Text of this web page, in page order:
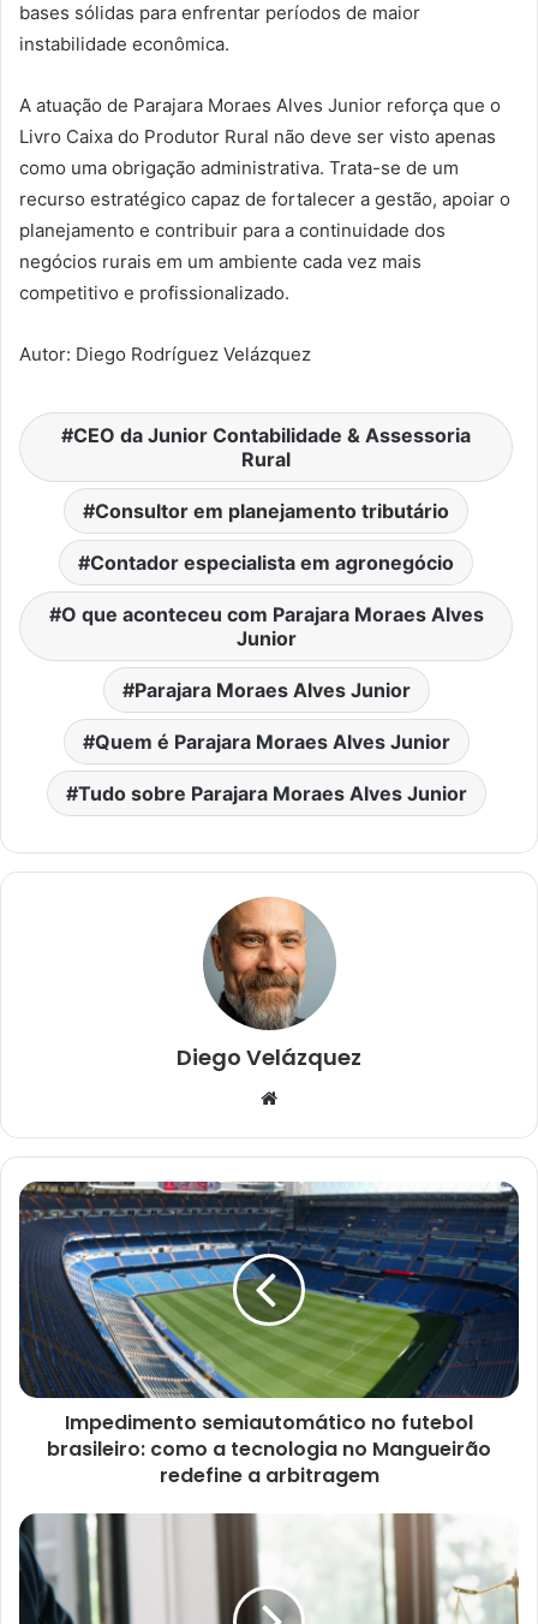
bases sólidas para enfrentar períodos de maior
instabilidade econômica.
A atuação de Parajara Moraes Alves Junior reforça que o
Livro Caixa do Produtor Rural não deve ser visto apenas
como uma obrigação administrativa. Trata-se de um
recurso estratégico capaz de fortalecer a gestão, apoiar o
planejamento e contribuir para a continuidade dos
negócios rurais em um ambiente cada vez mais
competitivo e profissionalizado.
Autor: Diego Rodríguez Velázquez
CEO da Junior Contabilidade & Assessoria
Rural
Consultor em planejamento tributário
Contador especialista em agronegócio
O que aconteceu com Parajara Moraes Alves
Junior
Parajara Moraes Alves Junior
Quem é Parajara Moraes Alves Junior
Tudo sobre Parajara Moraes Alves Junior
Diego Velázquez
Website
Impedimento semiautomático no futebol
brasileiro: como a tecnologia no Mangueirão
redefine a arbitragem